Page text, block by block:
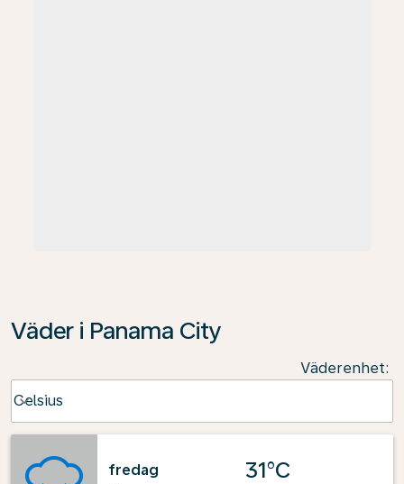
Väder i Panama City
Väderenhet:
Celsius
keyboard_arrow_down
fredag
31°C